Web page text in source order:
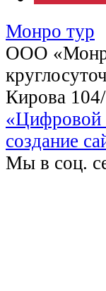
Монро тур
OOO
Кирова
«Цифровой
создание
Мы в соц.